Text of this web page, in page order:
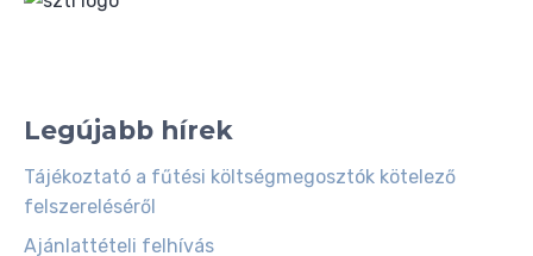
Legújabb hírek
Tájékoztató a fűtési költségmegosztók kötelező
felszereléséről
Ajánlattételi felhívás